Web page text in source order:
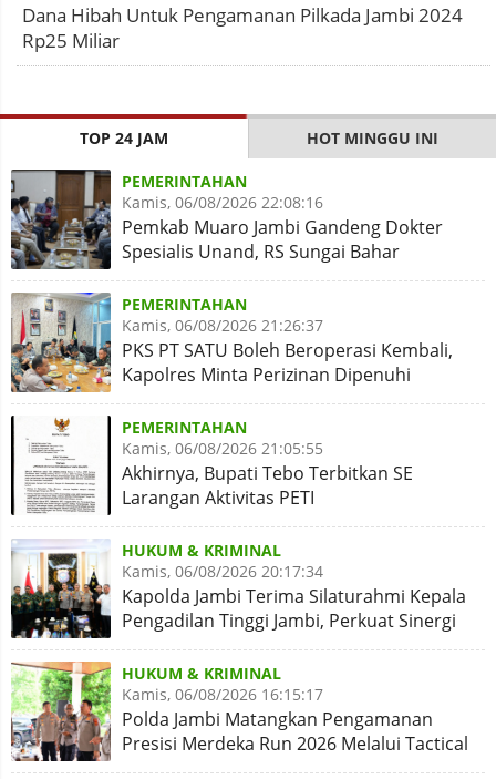
Dana Hibah Untuk Pengamanan Pilkada Jambi 2024
Rp25 Miliar
TOP 24 JAM HOT MINGGU INI
PEMERINTAHAN
Kamis, 06/08/2026 22:08:16
Pemkab Muaro Jambi Gandeng Dokter
Spesialis Unand, RS Sungai Bahar
Disiapkan Naik Kelas
PEMERINTAHAN
Kamis, 06/08/2026 21:26:37
PKS PT SATU Boleh Beroperasi Kembali,
Kapolres Minta Perizinan Dipenuhi
PEMERINTAHAN
Kamis, 06/08/2026 21:05:55
Akhirnya, Bupati Tebo Terbitkan SE
Larangan Aktivitas PETI
HUKUM & KRIMINAL
Kamis, 06/08/2026 20:17:34
Kapolda Jambi Terima Silaturahmi Kepala
Pengadilan Tinggi Jambi, Perkuat Sinergi
Antar Lembaga
HUKUM & KRIMINAL
Kamis, 06/08/2026 16:15:17
Polda Jambi Matangkan Pengamanan
Presisi Merdeka Run 2026 Melalui Tactical
Floor Game